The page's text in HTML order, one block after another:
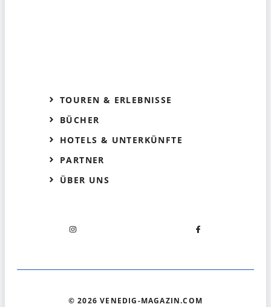
TOUREN & ERLEBNISSE
BÜCHER
HOTELS & UNTERKÜNFTE
PARTNER
ÜBER UNS
© 2026 VENEDIG-MAGAZIN.COM